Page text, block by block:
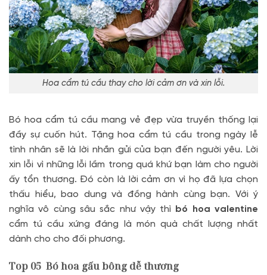
Hoa cẩm tú cầu thay cho lời cảm ơn và xin lỗi.
Bó hoa cẩm tú cầu mang vẻ đẹp vừa truyền thống lại
đầy sự cuốn hút. Tặng hoa cẩm tú cầu trong ngày lễ
tình nhân sẽ là lời nhắn gửi của bạn đến người yêu. Lời
xin lỗi vì những lỗi lầm trong quá khứ bạn làm cho người
ấy tổn thương. Đó còn là lời cảm ơn vì họ đã lựa chọn
thấu hiểu, bao dung và đồng hành cùng bạn. Với ý
nghĩa vô cùng sâu sắc như vậy thì bó hoa valentine
cẩm tú cầu xứng đáng là món quà chất lượng nhất
dành cho cho đối phương.
Top 05 Bó hoa gấu bông dễ thương